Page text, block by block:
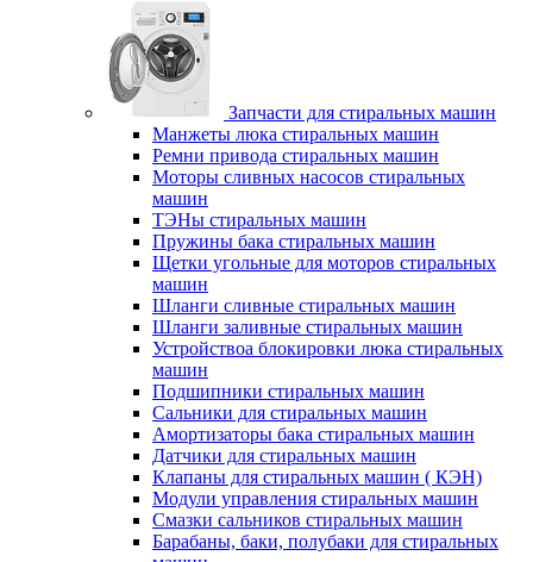
Запчасти для стиральных машин
Манжеты люка стиральных машин
Ремни привода стиральных машин
Моторы сливных насосов стиральных
машин
ТЭНы стиральных машин
Пружины бака стиральных машин
Щетки угольные для моторов стиральных
машин
Шланги сливные стиральных машин
Шланги заливные стиральных машин
Устройствоа блокировки люка стиральных
машин
Подшипники стиральных машин
Сальники для стиральных машин
Амортизаторы бака стиральных машин
Датчики для стиральных машин
Клапаны для стиральных машин ( КЭН)
Модули управления стиральных машин
Смазки сальников стиральных машин
Барабаны, баки, полубаки для стиральных